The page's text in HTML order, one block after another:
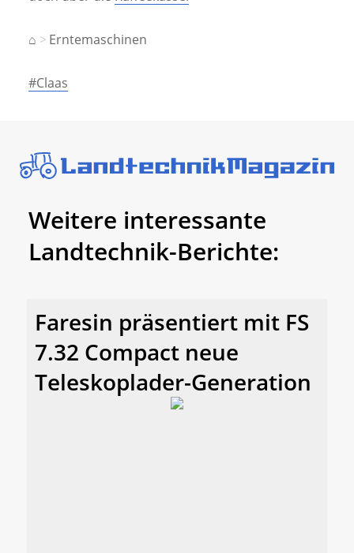
⌂ Erntemaschinen
#Claas
Weitere interessante
Landtechnik-Berichte:
Faresin präsentiert mit FS
7.32 Compact neue
Teleskoplader-Generation